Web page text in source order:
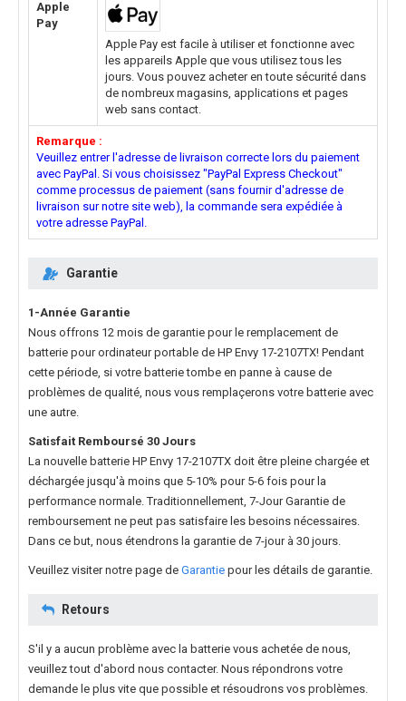
Apple
Pay
Apple Pay est facile à utiliser et fonctionne avec
les appareils Apple que vous utilisez tous les
jours. Vous pouvez acheter en toute sécurité dans
de nombreux magasins, applications et pages
web sans contact.
Remarque :
Veuillez entrer l'adresse de livraison correcte lors du paiement
avec PayPal. Si vous choisissez "PayPal Express Checkout"
comme processus de paiement (sans fournir d'adresse de
livraison sur notre site web), la commande sera expédiée à
votre adresse PayPal.
Garantie
1-Année Garantie
Nous offrons 12 mois de garantie pour le remplacement de
batterie pour ordinateur portable de HP Envy 17-2107TX! Pendant
cette période, si votre batterie tombe en panne à cause de
problèmes de qualité, nous vous remplaçerons votre batterie avec
une autre.
Satisfait Remboursé 30 Jours
La nouvelle batterie HP Envy 17-2107TX doit être pleine chargée et
déchargée jusqu'à moins que 5-10% pour 5-6 fois pour la
performance normale. Traditionnellement, 7-Jour Garantie de
remboursement ne peut pas satisfaire les besoins nécessaires.
Dans ce but, nous étendrons la garantie de 7-jour à 30 jours.
Veuillez visiter notre page de Garantie pour les détails de garantie.
Retours
S'il y a aucun problème avec la batterie vous achetée de nous,
veuillez tout d'abord nous contacter. Nous répondrons votre
demande le plus vite que possible et résoudrons vos problèmes.